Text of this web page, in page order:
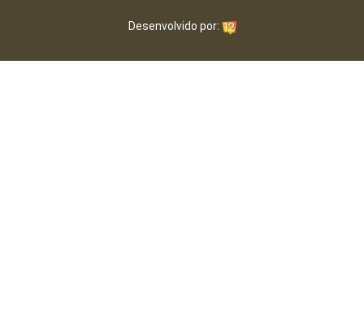
Desenvolvido por: